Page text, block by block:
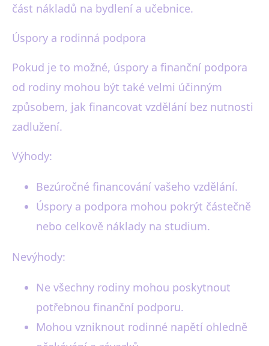
část nákladů na bydlení a učebnice.
Úspory a rodinná podpora
Pokud je to možné, úspory a finanční podpora
od rodiny mohou být také velmi účinným
způsobem, jak financovat vzdělání bez nutnosti
zadlužení.
Výhody:
Bezúročné financování vašeho vzdělání.
Úspory a podpora mohou pokrýt částečně
nebo celkově náklady na studium.
Nevýhody:
Ne všechny rodiny mohou poskytnout
potřebnou finanční podporu.
Mohou vzniknout rodinné napětí ohledně